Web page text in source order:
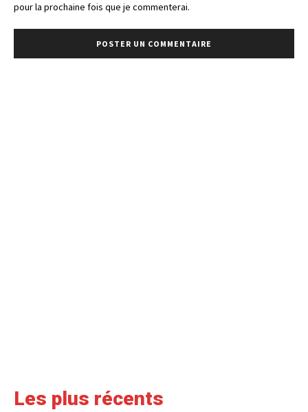
pour la prochaine fois que je commenterai.
Les plus récents